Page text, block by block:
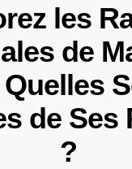
les
de
de Ses
?